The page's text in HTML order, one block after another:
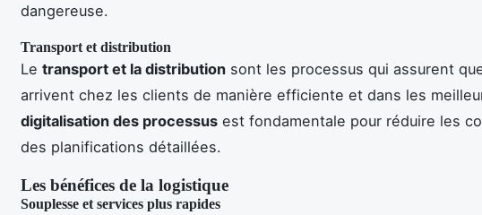
dangereuse.
Transport et distribution
Le transport et la distribution sont les processus qui assurent
arrivent chez les clients de manière efficiente et dans les
digitalisation des processus est fondamentale pour réduire les
des planifications détaillées.
Les bénéfices de la logistique
Souplesse et services plus rapides